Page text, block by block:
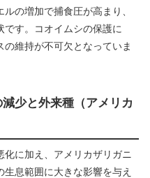
の増加で捕食圧が高まり、
す。コオイムシの保護に
維持が不可欠となっていま
少と外来種（アメリカ
に加え、アメリカザリガニ
息範囲に大きな影響を与え